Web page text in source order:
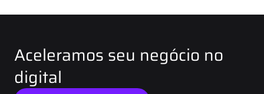
Aceleramos seu negócio no
digital